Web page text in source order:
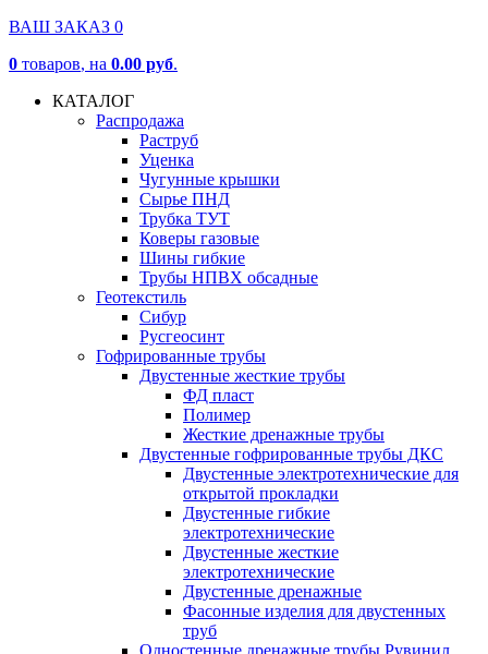
ВАШ ЗАКАЗ 0
0 товаров, на 0.00 руб.
КАТАЛОГ
Распродажа
Раструб
Уценка
Чугунные крышки
Сырье ПНД
Трубка ТУТ
Коверы газовые
Шины гибкие
Трубы НПВХ обсадные
Геотекстиль
Сибур
Русгеосинт
Гофрированные трубы
Двустенные жесткие трубы
ФД пласт
Полимер
Жесткие дренажные трубы
Двустенные гофрированные трубы ДКС
Двустенные электротехнические для
открытой прокладки
Двустенные гибкие
электротехнические
Двустенные жесткие
электротехнические
Двустенные дренажные
Фасонные изделия для двустенных
труб
Одностенные дренажные трубы Рувинил